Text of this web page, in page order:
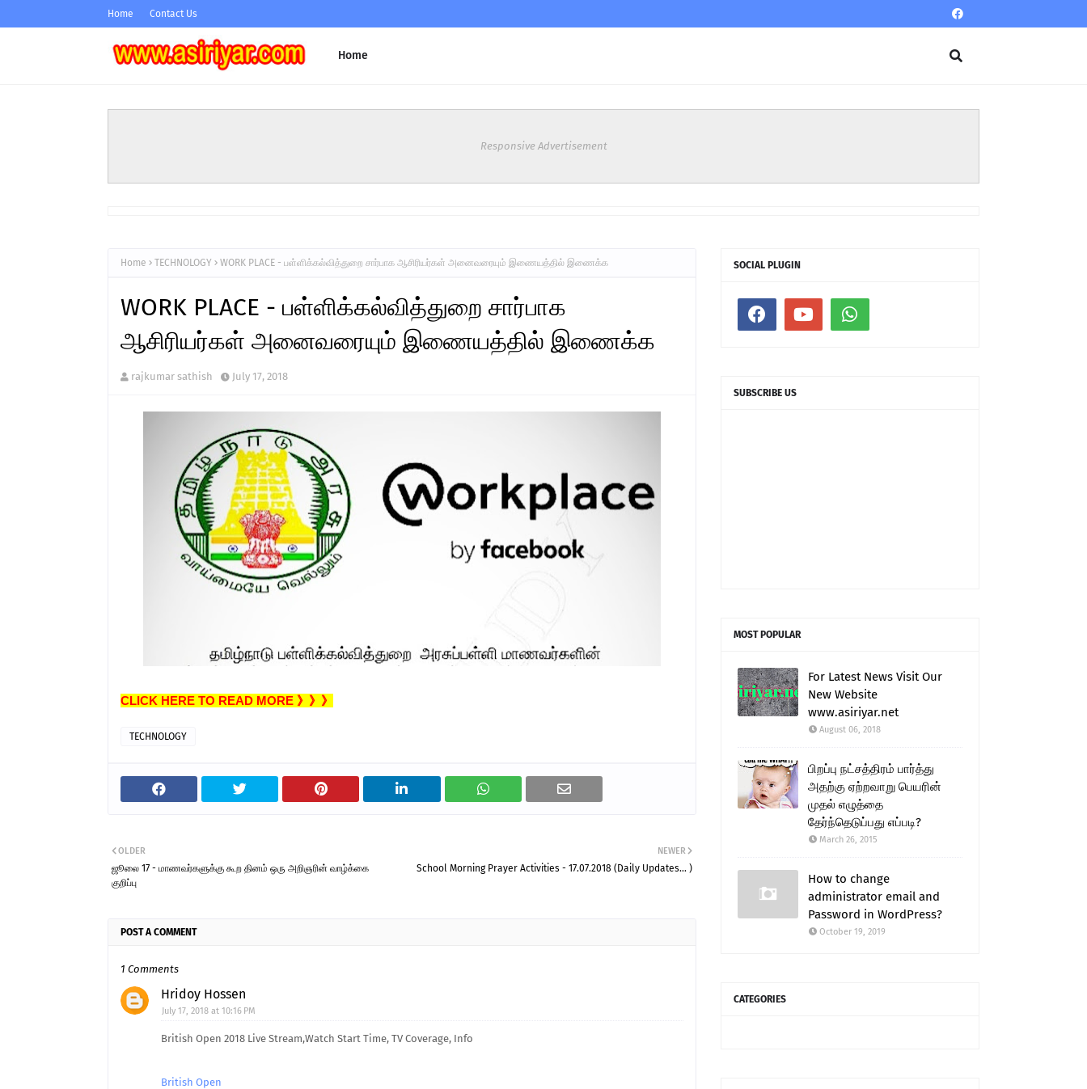
Home Contact Us
Home
Responsive Advertisement
Home TECHNOLOGY WORK PLACE - பள்ளிக்கல்வித்துறை சார்பாக ஆசிரியர்கள் அனைவரையும் இணையத்தில் இணைக்க
WORK PLACE - பள்ளிக்கல்வித்துறை சார்பாக
ஆசிரியர்கள் அனைவரையும் இணையத்தில் இணைக்க
rajkumar sathish July 17, 2018
CLICK HERE TO READ MORE 》》》
TECHNOLOGY
NEWER
School Morning Prayer Activities - 17.07.2018 (Daily Updates... )
OLDER
ஜூலை 17 - மாணவர்களுக்கு கூற தினம் ஒரு அறிஞரின் வாழ்க்கை
குறிப்பு
POST A COMMENT
1 Comments
Hridoy Hossen
July 17, 2018 at 10:16 PM
British Open 2018 Live Stream,Watch Start Time, TV Coverage, Info
British Open
SOCIAL PLUGIN
SUBSCRIBE US
MOST POPULAR
For Latest News Visit Our
New Website
www.asiriyar.net
August 06, 2018
பிறப்பு நட்சத்திரம் பார்த்து
அதற்கு ஏற்றவாறு பெயரின்
முதல் எழுத்தை
தேர்ந்தெடுப்பது எப்படி?
March 26, 2015
How to change
administrator email and
Password in WordPress?
October 19, 2019
CATEGORIES